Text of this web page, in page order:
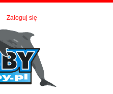
Zaloguj się